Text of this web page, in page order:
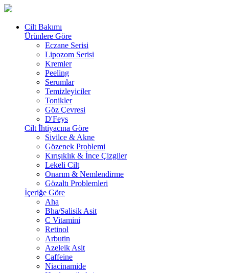
Cilt Bakımı
Ürünlere Göre
Eczane Serisi
Lipozom Serisi
Kremler
Peeling
Serumlar
Temizleyiciler
Tonikler
Göz Çevresi
D'Feys
Cilt İhtiyacına Göre
Sivilce & Akne
Gözenek Problemi
Kırışıklık & İnce Çizgiler
Lekeli Cilt
Onarım & Nemlendirme
Gözaltı Problemleri
İçeriğe Göre
Aha
Bha/Salisik Asit
C Vitamini
Retinol
Arbutin
Azeleik Asit
Caffeine
Niacinamide